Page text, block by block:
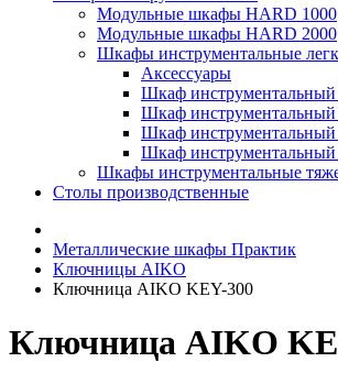
Модульные шкафы HARD 1000
Модульные шкафы HARD 2000
Шкафы инструментальные
Аксессуары
Шкаф
Шкаф
Шкаф
Шкаф инструментальный
Шкафы инструментальные
Столы производственные
Металлические шкафы Практик
Ключницы AIKO
Ключница AIKO KEY-300
Ключница AIKO